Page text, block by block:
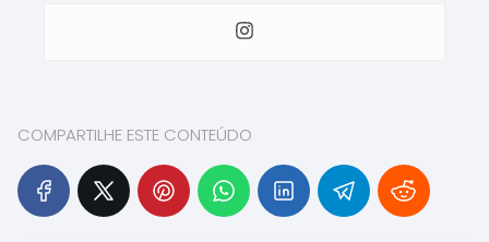
COMPARTILHE ESTE CONTEÚDO